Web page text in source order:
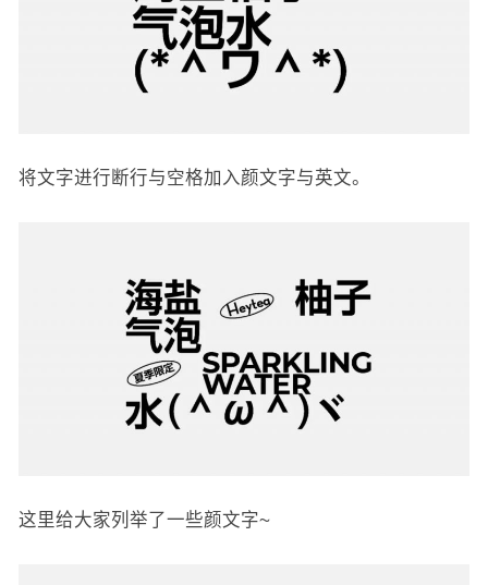
将文字进行断行与空格加入颜文字与英文。
这里给大家列举了一些颜文字~